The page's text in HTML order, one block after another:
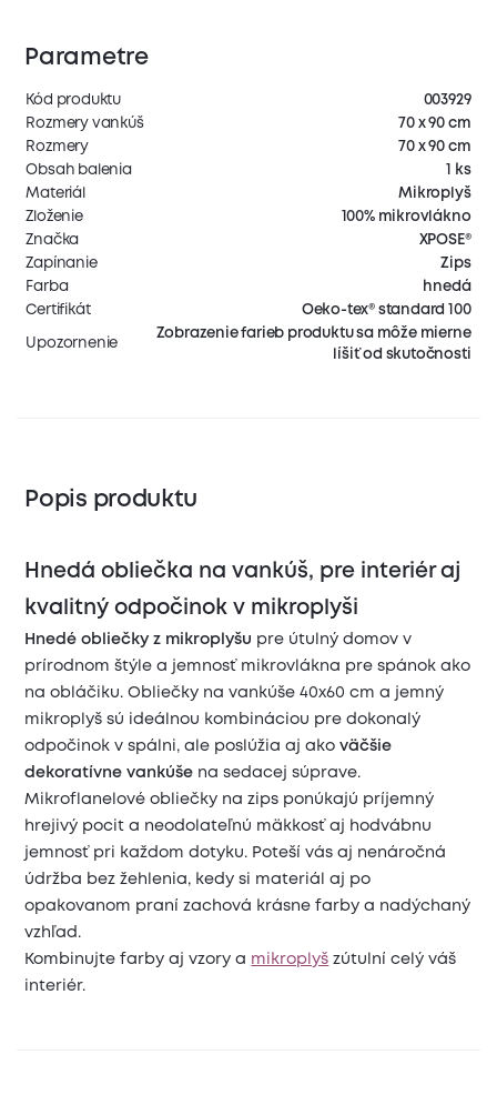
Parametre
Kód produktu
003929
Rozmery vankúš
70 x 90 cm
Rozmery
70 x 90 cm
Obsah balenia
1 ks
Materiál
Mikroplyš
Zloženie
100% mikrovlákno
Značka
XPOSE®
Zapínanie
Zips
Farba
hnedá
Certifikát
Oeko-tex® standard 100
Upozornenie
Zobrazenie farieb produktu sa môže mierne
líšiť od skutočnosti
Popis produktu
Hnedá obliečka na vankúš, pre interiér aj
kvalitný odpočinok v mikroplyši
Hnedé obliečky z mikroplyšu pre útulný domov v
prírodnom štýle a jemnosť mikrovlákna pre spánok ako
na obláčiku. Obliečky na vankúše 40x60 cm a jemný
mikroplyš sú ideálnou kombináciou pre dokonalý
odpočinok v spálni, ale poslúžia aj akoväčšie
dekoratívne vankúše na sedacej súprave.
Mikroflanelové obliečky na zips ponúkajú príjemný
hrejivý pocit a neodolateľnú mäkkosť aj hodvábnu
jemnosť pri každom dotyku. Poteší vás aj nenáročná
údržba bez žehlenia, kedy si materiál aj po
opakovanom praní zachová krásne farby a nadýchaný
vzhľad.
Kombinujte farby aj vzory a mikroplyš zútulní celý váš
interiér.